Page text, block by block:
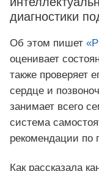
диагностики
Об этом пишет
оценивает
также проверяет
сердце и
занимает всего
система
рекомендации по
Как рассказала